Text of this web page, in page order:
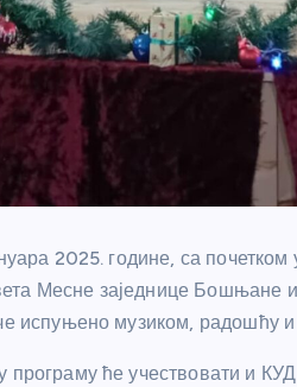
2025. године, са
Месне заједнице Бошњане
испуњено музиком,
ће учествовати и